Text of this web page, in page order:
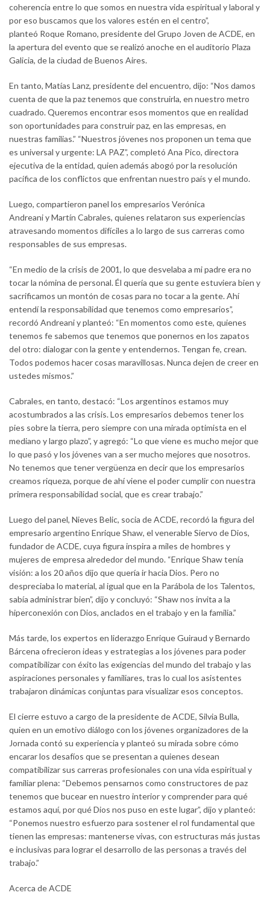
coherencia entre lo que somos en nuestra vida espiritual y laboral y
por eso buscamos que los valores estén en el centro”,
planteó Roque Romano, presidente del Grupo Joven de ACDE, en
la apertura del evento que se realizó anoche en el auditorio Plaza
Galicia, de la ciudad de Buenos Aires.
En tanto, Matías Lanz, presidente del encuentro, dijo: “Nos damos
cuenta de que la paz tenemos que construirla, en nuestro metro
cuadrado. Queremos encontrar esos momentos que en realidad
son oportunidades para construir paz, en las empresas, en
nuestras familias.” “Nuestros jóvenes nos proponen un tema que
es universal y urgente: LA PAZ”, completó Ana Pico, directora
ejecutiva de la entidad, quien además abogó por la resolución
pacífica de los conflictos que enfrentan nuestro país y el mundo.
Luego, compartieron panel los empresarios Verónica
Andreani y Martín Cabrales, quienes relataron sus experiencias
atravesando momentos difíciles a lo largo de sus carreras como
responsables de sus empresas.
“En medio de la crisis de 2001, lo que desvelaba a mi padre era no
tocar la nómina de personal. Él quería que su gente estuviera bien y
sacrificamos un montón de cosas para no tocar a la gente. Ahí
entendí la responsabilidad que tenemos como empresarios”,
recordó Andreani y planteó: “En momentos como este, quienes
tenemos fe sabemos que tenemos que ponernos en los zapatos
del otro: dialogar con la gente y entendernos. Tengan fe, crean.
Todos podemos hacer cosas maravillosas. Nunca dejen de creer en
ustedes mismos.”
Cabrales, en tanto, destacó: “Los argentinos estamos muy
acostumbrados a las crisis. Los empresarios debemos tener los
pies sobre la tierra, pero siempre con una mirada optimista en el
mediano y largo plazo”, y agregó: “Lo que viene es mucho mejor que
lo que pasó y los jóvenes van a ser mucho mejores que nosotros.
No tenemos que tener vergüenza en decir que los empresarios
creamos riqueza, porque de ahí viene el poder cumplir con nuestra
primera responsabilidad social, que es crear trabajo.”
Luego del panel, Nieves Belic, socia de ACDE, recordó la figura del
empresario argentino Enrique Shaw, el venerable Siervo de Dios,
fundador de ACDE, cuya figura inspira a miles de hombres y
mujeres de empresa alrededor del mundo. “Enrique Shaw tenía
visión: a los 20 años dijo que quería ir hacia Dios. Pero no
despreciaba lo material, al igual que en la Parábola de los Talentos,
sabía administrar bien”, dijo y concluyó: “Shaw nos invita a la
hiperconexión con Dios, anclados en el trabajo y en la familia.”
Más tarde, los expertos en liderazgo Enrique Guiraud y Bernardo
Bárcena ofrecieron ideas y estrategias a los jóvenes para poder
compatibilizar con éxito las exigencias del mundo del trabajo y las
aspiraciones personales y familiares, tras lo cual los asistentes
trabajaron dinámicas conjuntas para visualizar esos conceptos.
El cierre estuvo a cargo de la presidente de ACDE, Silvia Bulla,
quien en un emotivo diálogo con los jóvenes organizadores de la
Jornada contó su experiencia y planteó su mirada sobre cómo
encarar los desafíos que se presentan a quienes desean
compatibilizar sus carreras profesionales con una vida espiritual y
familiar plena: “Debemos pensarnos como constructores de paz
tenemos que bucear en nuestro interior y comprender para qué
estamos aquí, por qué Dios nos puso en este lugar”, dijo y planteó:
“Ponemos nuestro esfuerzo para sostener el rol fundamental que
tienen las empresas: mantenerse vivas, con estructuras más justas
e inclusivas para lograr el desarrollo de las personas a través del
trabajo.”
Acerca de ACDE